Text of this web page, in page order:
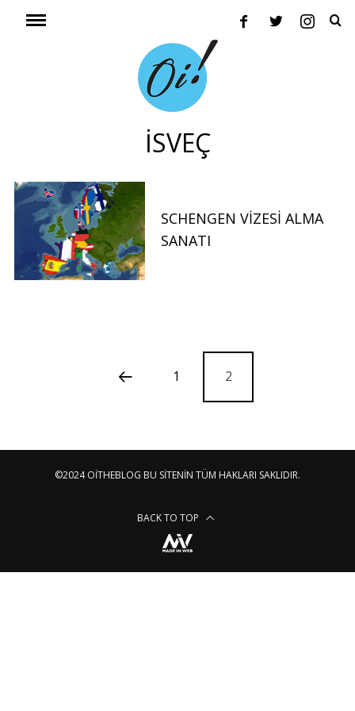
İSVEÇ
SCHENGEN VIZESI ALMA
SANATI
1 2
©2024 OITHEBLOG BU SITENIN TÜM HAKLARI SAKLIDIR.
BACK TO TOP